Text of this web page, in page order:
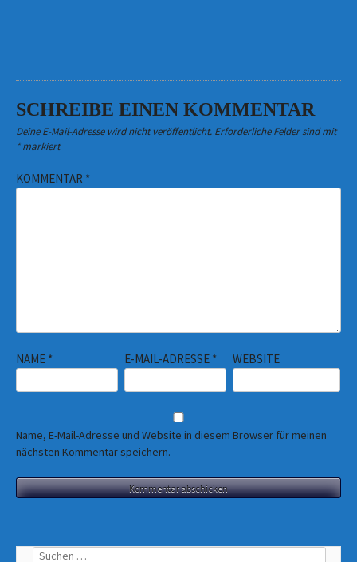
SCHREIBE EINEN KOMMENTAR
Deine E-Mail-Adresse wird nicht veröffentlicht. Erforderliche Felder sind mit
*markiert
KOMMENTAR *
NAME * E-MAIL-ADRESSE * WEBSITE
Name, E-Mail-Adresse und Website in diesem Browser für meinen
nächsten Kommentar speichern.
Suchen